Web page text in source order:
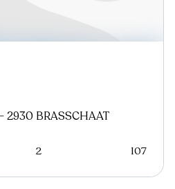
2930 BRASSCHAAT
2 107